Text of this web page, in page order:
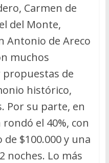
Carmen de
del Monte,
Antonio de Areco
muchos
de
histórico,
Por su parte, en
el 40%, con
$100.000 y una
noches. Lo más